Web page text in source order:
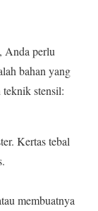
Anda perlu
bahan yang
stensil:
Kertas tebal
membuatnya